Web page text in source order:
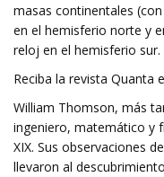
masas continentales
en el hemisferio norte y
reloj en el hemisferio sur.
Reciba la revista Quanta
William Thomson, más
ingeniero, matemático y
XIX. Sus observaciones
llevaron al